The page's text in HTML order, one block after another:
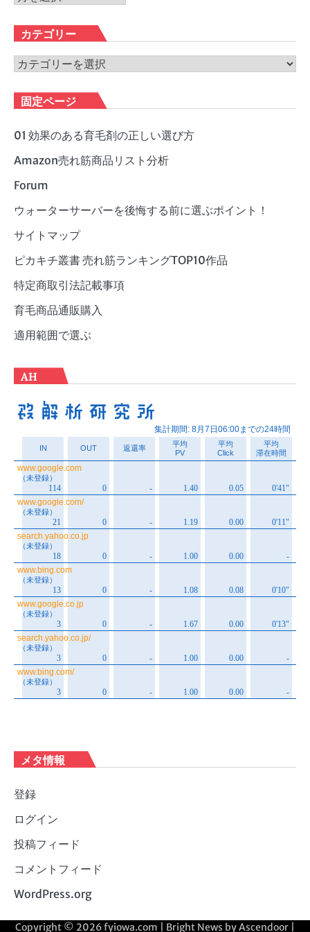
カ
イ
ブ
カテゴリー
カ
ゴ
リ
ー
固定ページ
01 効果のある育毛剤の正しい選び方
Amazon売れ筋商品リスト分析
Forum
ウォーターサーバーを後悔する前に選ぶポイント！
サイトマップ
ピカキチ叢書 売れ筋ランキングTOP10作品
特定商取引法記載事項
育毛商品通販購入
適用範囲で選ぶ
AH
メタ情報
登録
ログイン
投稿フィード
コメントフィード
WordPress.org
Copyright © 2026fyiowa.com | Bright News byAscendoor